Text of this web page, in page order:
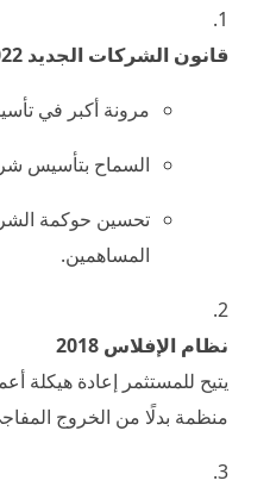
قانون الشركات الجديد 2022
مرونة أكبر في
السماح بتأسيس
تحسين حوكمة
المساهمين.
نظام الإفلاس 2018
يتيح للمستثمر إعادة هيكلة
منظمة بدلًا من الخروج